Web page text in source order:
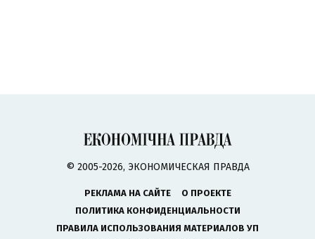
© 2005-2026, ЭКОНОМИЧЕСКАЯ ПРАВДА
РЕКЛАМА НА САЙТЕ
О ПРОЕКТЕ
ПОЛИТИКА КОНФИДЕНЦИАЛЬНОСТИ
ПРАВИЛА ИСПОЛЬЗОВАНИЯ МАТЕРИАЛОВ УП